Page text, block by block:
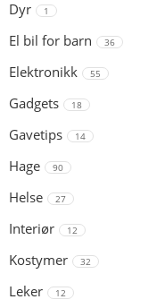
Dyr 1
El bil for barn 36
Elektronikk 55
Gadgets 18
Gavetips 14
Hage 90
Helse 27
Interiør 12
Kostymer 32
Leker 12